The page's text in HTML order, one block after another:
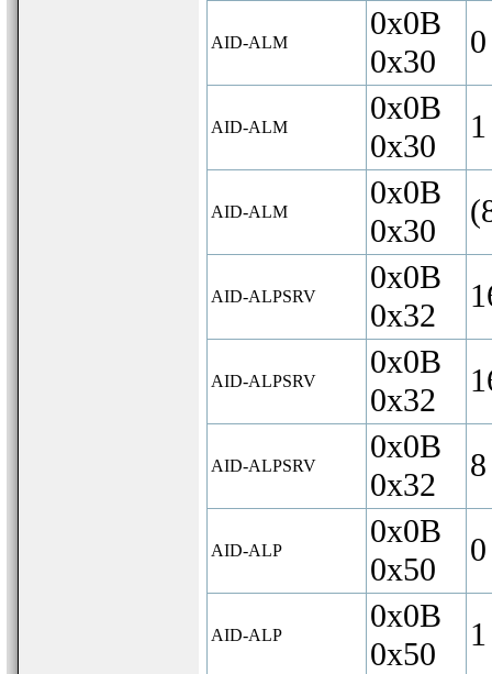
AID-ALM
0x0B
0x30
0
AID-ALM
0x0B
0x30
1
AID-ALM
0x0B
0x30
AID-ALPSRV
0x0B
0x32
AID-ALPSRV
0x0B
0x32
AID-ALPSRV
0x0B
0x32
AID-ALP
0x0B
0x50
AID-ALP
0x0B
0x50
1